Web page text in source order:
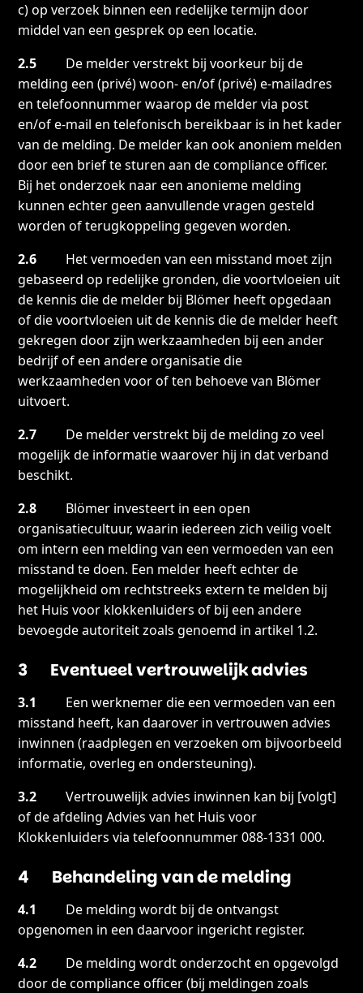
c) op verzoek binnen een redelijke termijn door
middel van een gesprek op een locatie.
2.5 De melder verstrekt bij voorkeur bij de
melding een (privé) woon- en/of (privé) e-mailadres
en telefoonnummer waarop de melder via post
en/of e-mail en telefonisch bereikbaar is in het kader
van de melding. De melder kan ook anoniem melden
door een brief te sturen aan de compliance officer.
Bij het onderzoek naar een anonieme melding
kunnen echter geen aanvullende vragen gesteld
worden of terugkoppeling gegeven worden.
2.6 Het vermoeden van een misstand moet zijn
gebaseerd op redelijke gronden, die voortvloeien uit
de kennis die de melder bij Blömer heeft opgedaan
of die voortvloeien uit de kennis die de melder heeft
gekregen door zijn werkzaamheden bij een ander
bedrijf of een andere organisatie die
werkzaamheden voor of ten behoeve van Blömer
uitvoert.
2.7 De melder verstrekt bij de melding zo veel
mogelijk de informatie waarover hij in dat verband
beschikt.
2.8 Blömer investeert in een open
organisatiecultuur, waarin iedereen zich veilig voelt
om intern een melding van een vermoeden van een
misstand te doen. Een melder heeft echter de
mogelijkheid om rechtstreeks extern te melden bij
het Huis voor klokkenluiders of bij een andere
bevoegde autoriteit zoals genoemd in artikel 1.2.
3 Eventueel vertrouwelijk advies
3.1 Een werknemer die een vermoeden van een
misstand heeft, kan daarover in vertrouwen advies
inwinnen (raadplegen en verzoeken om bijvoorbeeld
informatie, overleg en ondersteuning).
3.2
Vertrouwelijk advies inwinnen kan bij [volgt]
of de afdeling Advies van het Huis voor
Klokkenluiders via telefoonnummer 088-1331 000.
4 Behandeling van de melding
4.1 De melding wordt bij de ontvangst
opgenomen in een daarvoor ingericht register.
4.2 De melding wordt onderzocht en opgevolgd
door de compliance officer (bij meldingen zoals